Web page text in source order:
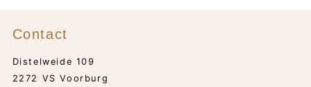
Contact
Distelweide 109
2272 VS Voorburg